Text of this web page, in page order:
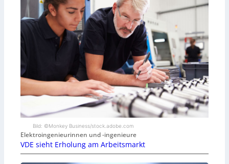
Bild: ©Monkey Business/stock.adobe.com
Elektroingenieurinnen und -ingenieure
VDE sieht Erholung am Arbeitsmarkt